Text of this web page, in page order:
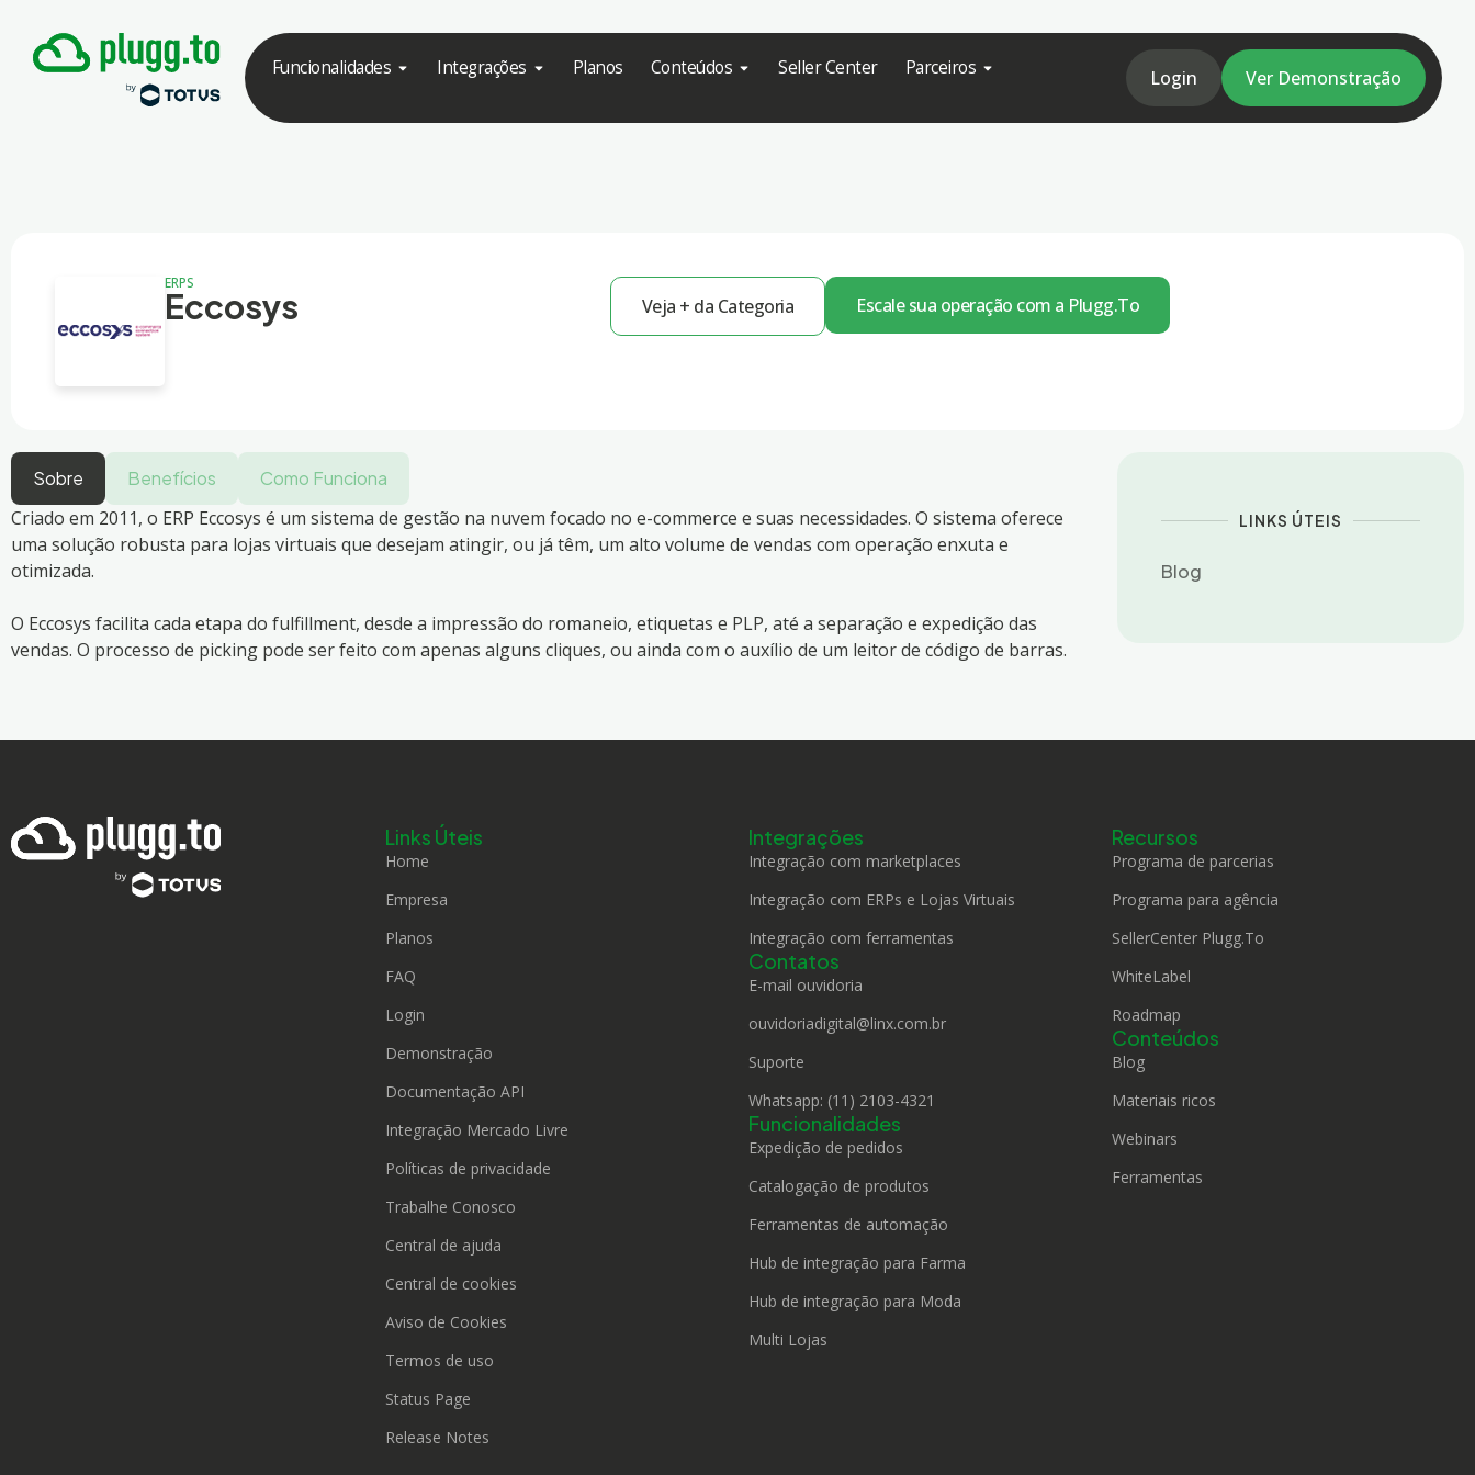
Funcionalidades Integrações Planos Conteúdos Seller Center Parceiros Login Ver Demonstração
ERPS
Eccosys Veja + da Categoria Escale sua operação com a Plugg.To
LINKS ÚTEIS
Blog
Sobre Benefícios Como Funciona
Criado em 2011, o ERP Eccosys é um sistema de gestão na nuvem focado no e-commerce e suas necessidades. O sistema oferece
uma solução robusta para lojas virtuais que desejam atingir, ou já têm, um alto volume de vendas com operação enxuta e
otimizada.
O Eccosys facilita cada etapa do fulfillment, desde a impressão do romaneio, etiquetas e PLP, até a separação e expedição das
vendas. O processo de picking pode ser feito com apenas alguns cliques, ou ainda com o auxílio de um leitor de código de barras.
Links Úteis
Home
Empresa
Planos
FAQ
Login
Demonstração
Documentação API
Integração Mercado Livre
Políticas de privacidade
Trabalhe Conosco
Central de ajuda
Central de cookies
Aviso de Cookies
Termos de uso
Status Page
Release Notes
Integrações
Integração com marketplaces
Integração com ERPs e Lojas Virtuais
Integração com ferramentas
Contatos
E-mail ouvidoria
ouvidoriadigital@linx.com.br
Suporte
Whatsapp: (11) 2103-4321
Funcionalidades
Expedição de pedidos
Catalogação de produtos
Ferramentas de automação
Hub de integração para Farma
Hub de integração para Moda
Multi Lojas
Recursos
Programa de parcerias
Programa para agência
SellerCenter Plugg.To
WhiteLabel
Roadmap
Conteúdos
Blog
Materiais ricos
Webinars
Ferramentas